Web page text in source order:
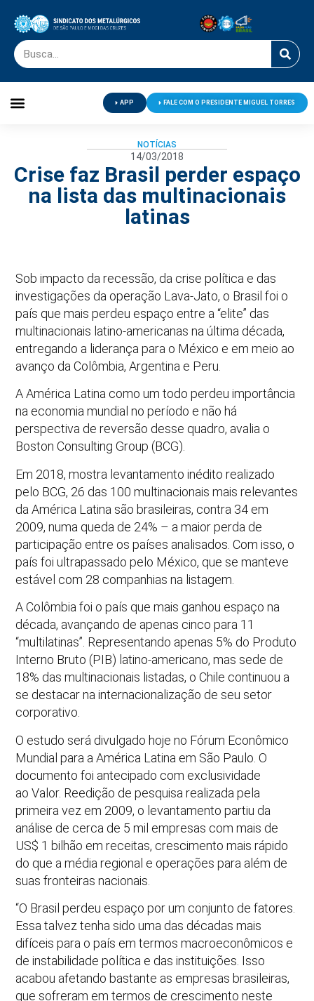
APP FALE COM O PRESIDENTE MIGUEL TORRES
NOTÍCIAS
14/03/2018
Crise faz Brasil perder espaço
na lista das multinacionais
latinas
Sob impacto da recessão, da crise política e das
investigações da operação Lava-Jato, o Brasil foi o
país que mais perdeu espaço entre a “elite” das
multinacionais latino-americanas na última década,
entregando a liderança para o México e em meio ao
avanço da Colômbia, Argentina e Peru.
A América Latina como um todo perdeu importância
na economia mundial no período e não há
perspectiva de reversão desse quadro, avalia o
Boston Consulting Group (BCG).
Em 2018, mostra levantamento inédito realizado
pelo BCG, 26 das 100 multinacionais mais relevantes
da América Latina são brasileiras, contra 34 em
2009, numa queda de 24% – a maior perda de
participação entre os países analisados. Com isso, o
país foi ultrapassado pelo México, que se manteve
estável com 28 companhias na listagem.
A Colômbia foi o país que mais ganhou espaço na
década, avançando de apenas cinco para 11
“multilatinas”. Representando apenas 5% do Produto
Interno Bruto (PIB) latino-americano, mas sede de
18% das multinacionais listadas, o Chile continuou a
se destacar na internacionalização de seu setor
corporativo.
O estudo será divulgado hoje no Fórum Econômico
Mundial para a América Latina em São Paulo. O
documento foi antecipado com exclusividade
ao Valor. Reedição de pesquisa realizada pela
primeira vez em 2009, o levantamento partiu da
análise de cerca de 5 mil empresas com mais de
US$ 1 bilhão em receitas, crescimento mais rápido
do que a média regional e operações para além de
suas fronteiras nacionais.
“O Brasil perdeu espaço por um conjunto de fatores.
Essa talvez tenha sido uma das décadas mais
difíceis para o país em termos macroeconômicos e
de instabilidade política e das instituições. Isso
acabou afetando bastante as empresas brasileiras,
que sofreram em termos de crescimento neste